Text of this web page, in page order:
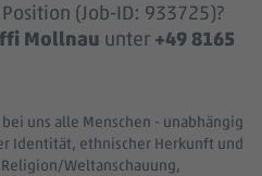
(Job-ID: 933725)?
Mollnau unter +49 8165
uns alle Menschen - unabhängig
Identität, ethnischer Herkunft und
Weltanschauung,